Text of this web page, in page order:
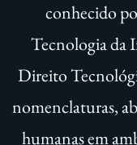
conhecido
Tecnologia da
Direito
nomenclaturas,
humanas em